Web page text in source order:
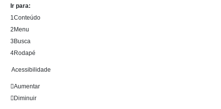
Ir para:
1Conteúdo
2 Menu
3 Busca
4Rodapé
Acessibilidade
Aumentar
Diminuir